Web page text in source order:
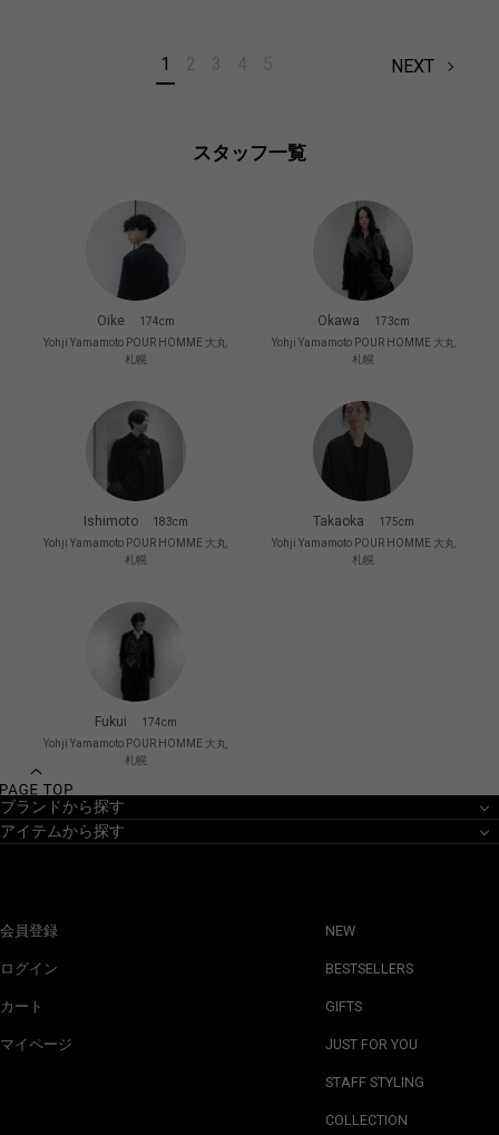
1 NEXT
スタッフ一覧
Oike
174cm
Yohji Yamamoto POUR HOMME 大丸
札幌
Okawa
173cm
Yohji Yamamoto POUR HOMME 大丸
札幌
Ishimoto
183cm
Yohji Yamamoto POUR HOMME 大丸
札幌
Takaoka
175cm
Yohji Yamamoto POUR HOMME 大丸
札幌
Fukui
174cm
Yohji Yamamoto POUR HOMME 大丸
札幌
ブランドから探す
アイテムから探す
会員登録
ログイン
カート
マイページ
NEW
BESTSELLERS
GIFTS
JUST FOR YOU
STAFF STYLING
COLLECTION